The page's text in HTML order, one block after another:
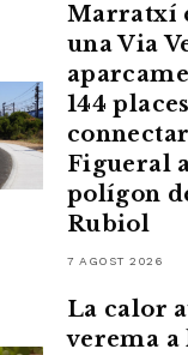
Marratxí
una Via
144
Figueral
polígon
Rubiol
7 AGOST 2026
La calor
verema a